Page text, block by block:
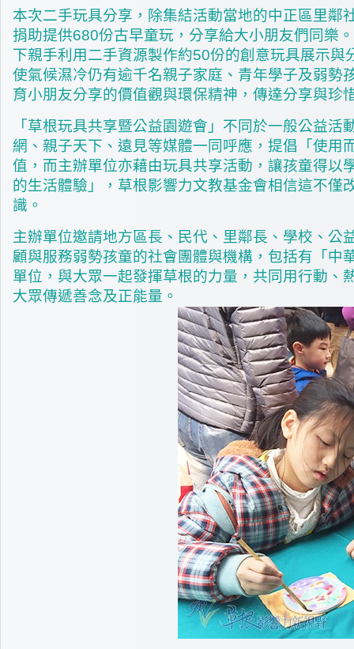
本次二手玩具分享，除集結活動當地的中正區里
捐助提供680份古早童玩，分享給大小朋友們同樂
下親手利用二手資源製作約50份的創意玩具展示
使氣候濕冷仍有逾千名親子家庭、青年學子及弱勢
育小朋友分享的價值觀與環保精神，傳達分享與珍
「草根玩具共享暨公益園遊會」不同於一般公益
網、親子天下、遠見等媒體一同呼應，提倡「使
值，而主辦單位亦藉由玩具共享活動，讓孩童得以
的生活體驗」，草根影響力文教基金會相信這不
識。
主辦單位邀請地方區長、民代、里鄰長、學校、
顧與服務弱勢孩童的社會團體與機構，包括有「
單位，與大眾一起發揮草根的力量，共同用行動
大眾傳遞善念及正能量。